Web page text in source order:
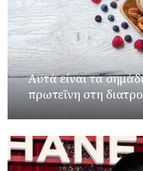
Αυτά είναι τα
πρωτεΐνη στη